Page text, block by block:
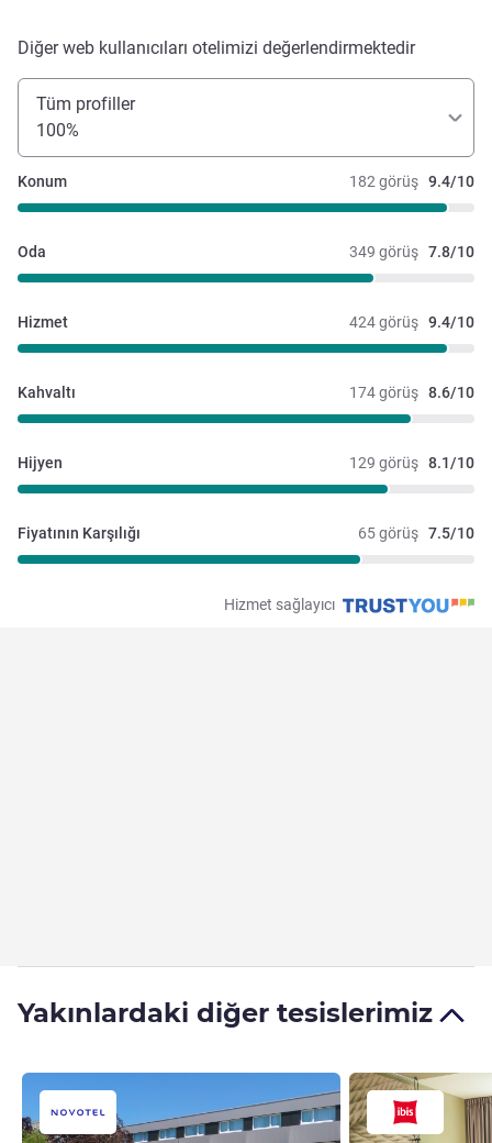
Diğer web kullanıcıları otelimizi değerlendirmektedir
Tüm profiller
100%
182 görüş 9.4/10
Konum
349 görüş 7.8/10
Oda
424 görüş 9.4/10
Hizmet
174 görüş 8.6/10
Kahvaltı
129 görüş 8.1/10
Hijyen
65 görüş 7.5/10
Fiyatının Karşılığı
Hizmet sağlayıcı
Yakınlardaki diğer tesislerimiz